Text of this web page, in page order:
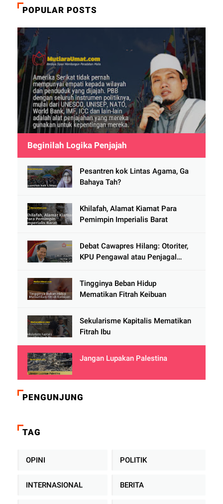
POPULAR POSTS
Beginilah Logika Penjajah
Pesantren kok Lintas Agama, Ga
Bahaya Tah?
Khilafah, Alamat Kiamat Para
Pemimpin Imperialis Barat
Debat Cawapres Hilang: Otoriter,
KPU Pengawal atau Penjagal
Tingginya Beban Hidup
Mematikan Fitrah Keibuan
Sekularisme Kapitalis Mematikan
Fitrah Ibu
Jangan Lupakan Palestina
PENGUNJUNG
TAG
OPINI POLITIK
INTERNASIONAL BERITA